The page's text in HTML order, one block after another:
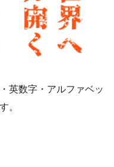
英数字・アルファベッ
。